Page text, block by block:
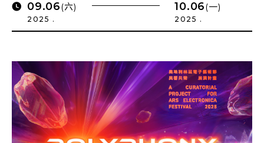
09.06(六)
2025 .
10.06(一)
2025 .